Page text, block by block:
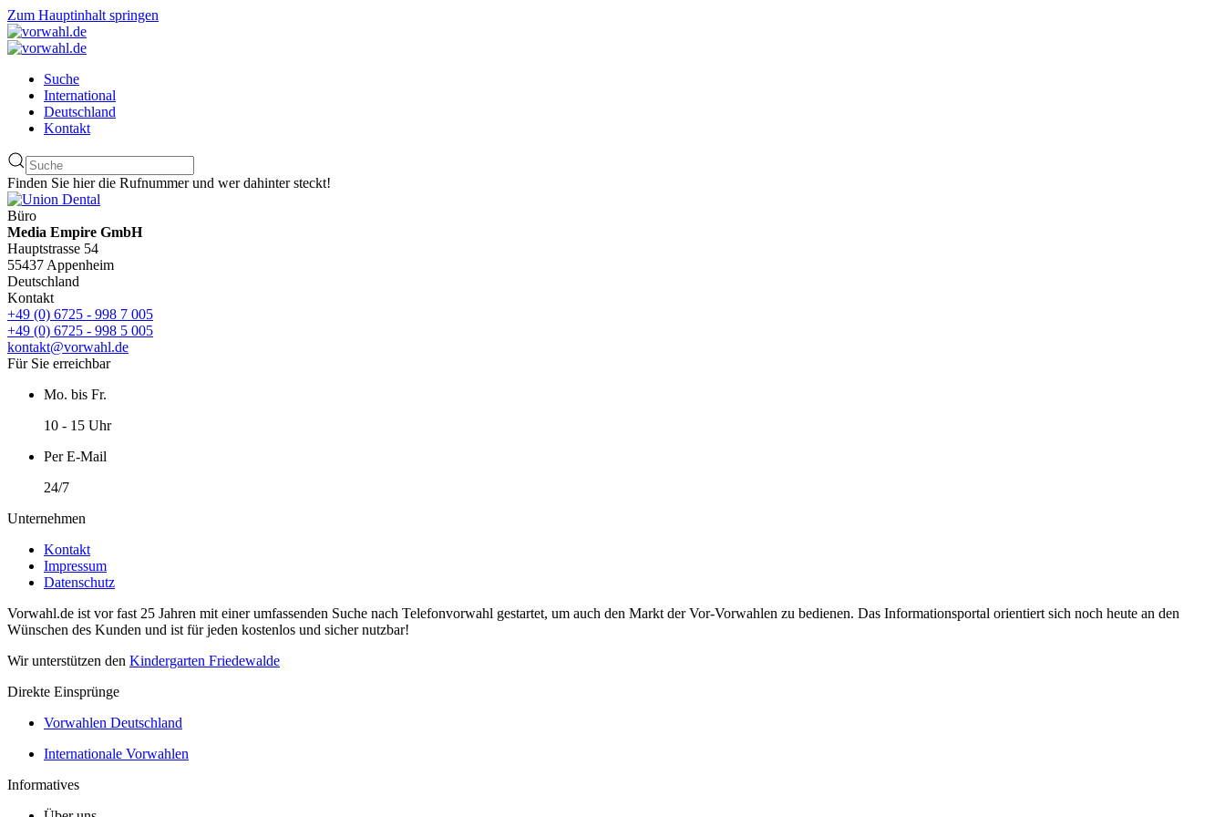
Zum Hauptinhalt springen
Suche
International
Deutschland
Kontakt
Finden Sie hier die Rufnummer und wer dahinter steckt!
Büro
Media Empire GmbH
Hauptstrasse 54
55437 Appenheim
Deutschland
Kontakt
+49 (0) 6725 - 998 7 005
+49 (0) 6725 - 998 5 005
kontakt@vorwahl.de
Für Sie erreichbar
Mo. bis Fr.
10 - 15 Uhr
Per E-Mail
24/7
Unternehmen
Kontakt
Impressum
Datenschutz
Vorwahl.de ist vor fast 25 Jahren mit einer umfassenden Suche nach Telefonvorwahl gestartet, um auch den Markt der Vor-Vorwahlen zu bedienen. Das Informationsportal orientiert sich noch heute an den
Wünschen des Kunden und ist für jeden kostenlos und sicher nutzbar!
Wir unterstützen den Kindergarten Friedewalde
Direkte Einsprünge
Vorwahlen Deutschland
Internationale Vorwahlen
Informatives